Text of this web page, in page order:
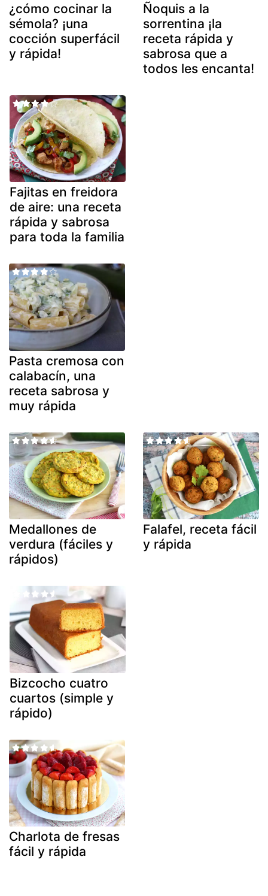
¿cómo cocinar la
sémola? ¡una
cocción superfácil
y rápida!
Ñoquis a la
sorrentina ¡la
receta rápida y
sabrosa que a
todos les encanta!
Fajitas en freidora
de aire: una receta
rápida y sabrosa
para toda la familia
Pasta cremosa con
calabacín, una
receta sabrosa y
muy rápida
Medallones de
verdura (fáciles y
rápidos)
Falafel, receta fácil
y rápida
Bizcocho cuatro
cuartos (simple y
rápido)
Charlota de fresas
fácil y rápida